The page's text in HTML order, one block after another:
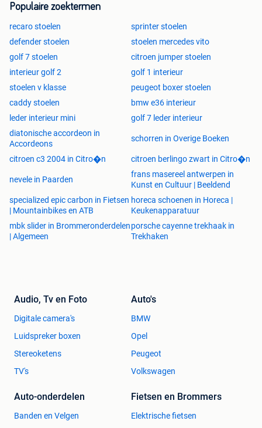
Etat
Couleur: DUO TONE - Gravity Sports Grey (Gris Clair) /
Panther Black (Gris foncé)
Matériaux: Plein cuir avec coque (dos) en plastic dur
- Convient dans chaque Mini type R50, R52 cabriolet ou
R53- modèles 2004 jusqu'a 2007 (inclus)
- Mise à niveau Original - monte d'usine - selon la liste
d'options BMW / MINI
- Sièges avant avec airbag
- Sièges avant avec
chauffage intégré (assise et dos)
- Support de cuisse et soutien lombaire reglable
- Pochette de rangement (dossier)
Chassis et rails inclus(pour ajuster le siège vers l'avant
ou l'arrière)
(*) Cet ensemble a été démonté professionnellement à 5
Pour info:
- neuf - se présentent rarement.
Ces sièges sont très confortables et assurent un maintien
latéral parfait !
Leprix neuf
de cet ensemble en 2005-2006 était de
Aujourd'hui considérablement plus cher, étant donné les
prix actuels des pièces originales.
Populaire zoektermen
recaro stoelen
sprinter stoelen
defender stoelen
stoelen mercedes vito
golf 7 stoelen
citroen jumper stoelen
interieur golf 2
golf 1 interieur
stoelen v klasse
peugeot boxer stoelen
caddy stoelen
bmw e36 interieur
leder interieur mini
golf 7 leder interieur
diatonische accordeon in
Accordeons
schorren in Overige Boeken
citroen c3 2004 in Citro�n citroen berlingo zwart in Citro�n
nevele in Paarden
frans masereel antwerpen in
Kunst en Cultuur | Beeldend
specialized epic carbon in Fietsen
| Mountainbikes en ATB
horeca schoenen in Horeca |
Keukenapparatuur
mbk slider in Brommeronderdelen
| Algemeen
porsche cayenne trekhaak in
Trekhaken
Audio, Tv en Foto
Digitale camera's
Luidspreker boxen
Stereoketens
TV's
Auto's
BMW
Opel
Peugeot
Volkswagen
Auto-onderdelen
Banden en Velgen
Fietsen en Brommers
Elektrische fietsen